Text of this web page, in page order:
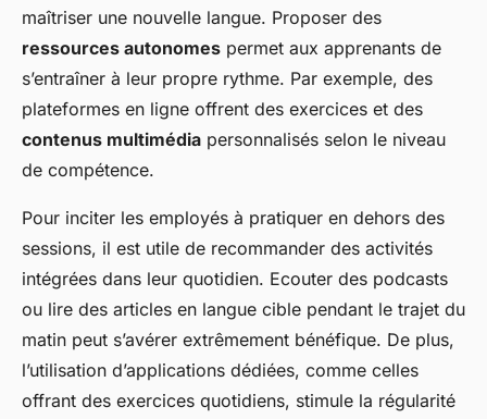
maîtriser une nouvelle langue. Proposer des
ressources autonomes permet aux apprenants de
s’entraîner à leur propre rythme. Par exemple, des
plateformes en ligne offrent des exercices et des
contenus multimédia personnalisés selon le niveau
de compétence.
Pour inciter les employés à pratiquer en dehors des
sessions, il est utile de recommander des activités
intégrées dans leur quotidien. Ecouter des podcasts
ou lire des articles en langue cible pendant le trajet du
matin peut s’avérer extrêmement bénéfique. De plus,
l’utilisation d’applications dédiées, comme celles
offrant des exercices quotidiens, stimule la régularité